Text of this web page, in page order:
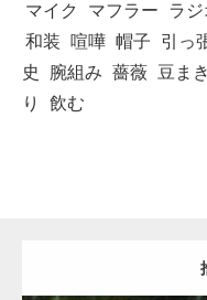
マイク
マフラー ラジ
和装
喧嘩 帽子 引っ
史
腕組み 薔薇 豆まき
り
飲む